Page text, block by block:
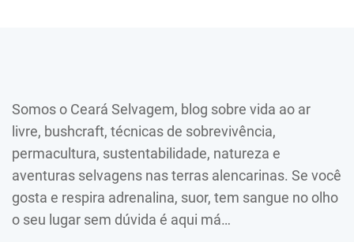
Somos o Ceará Selvagem, blog sobre vida ao ar
livre, bushcraft, técnicas de sobrevivência,
permacultura, sustentabilidade, natureza e
aventuras selvagens nas terras alencarinas. Se você
gosta e respira adrenalina, suor, tem sangue no olho
o seu lugar sem dúvida é aqui má…